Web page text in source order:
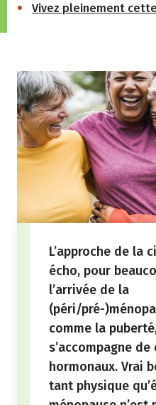
Vivez pleinement
L’approche de la
écho, pour
l’arrivée de la
(péri/pré-
comme la
s’accompagne
hormonaux. Vrai
tant physique